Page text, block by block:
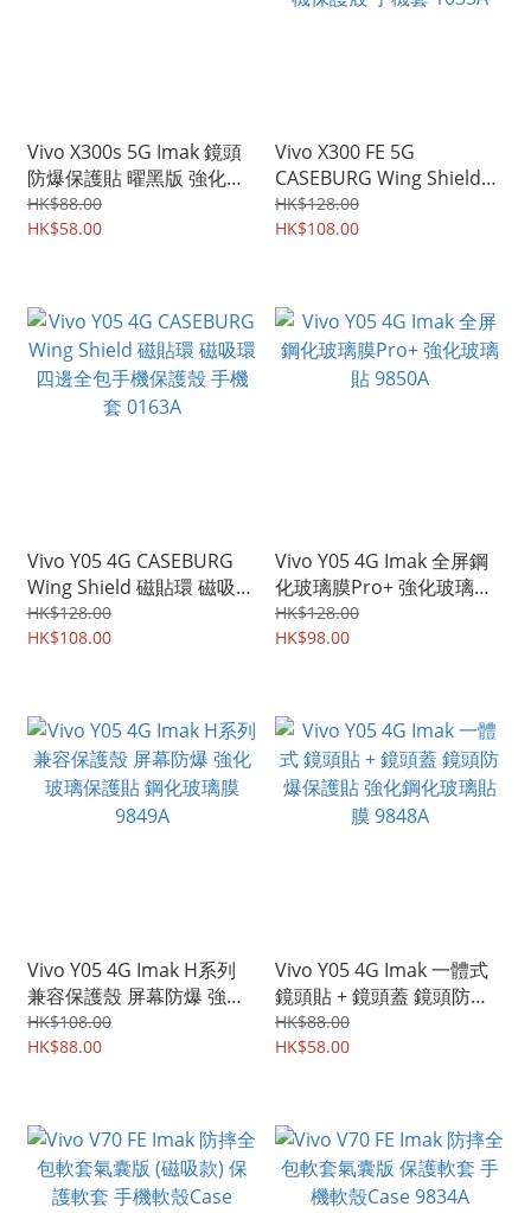
Vivo X300s 5G Imak 鏡頭
防爆保護貼 曜黑版 強化鋼
化玻璃貼膜 9982A
HK$88.00
HK$58.00
Vivo X300 FE 5G
CASEBURG Wing Shield
磁貼環 磁吸環 四邊全包手
機保護殼 手機套 1035A
HK$128.00
HK$108.00
Vivo Y05 4G CASEBURG
Wing Shield 磁貼環 磁吸環
四邊全包手機保護殼 手機
套 0163A
HK$128.00
HK$108.00
Vivo Y05 4G Imak 全屏鋼
化玻璃膜Pro+ 強化玻璃貼
9850A
HK$128.00
HK$98.00
Vivo Y05 4G Imak H系列
兼容保護殼 屏幕防爆 強化
玻璃保護貼 鋼化玻璃膜
9849A
HK$108.00
HK$88.00
Vivo Y05 4G Imak 一體式
鏡頭貼 + 鏡頭蓋 鏡頭防爆
保護貼 強化鋼化玻璃貼膜
9848A
HK$88.00
HK$58.00